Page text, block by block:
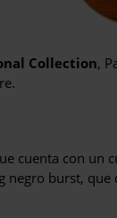
Collection,
cuenta con un
burst, que